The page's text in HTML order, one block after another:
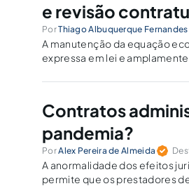
e revisão
PorThiago Albuquerque Fernandes
A manutenção da equação
expressa em lei e
revisão e do reajuste.
Contratos
pandemia?
PorAlex Pereira de Almeida
A anormalidade dos efeitos
permite que os prestadores